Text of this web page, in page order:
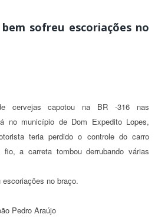
sofreu escoriações no
cervejas capotou na BR -316 nas
no município de Dom Expedito Lopes,
teria perdido o controle do carro
a carreta tombou derrubando várias
no braço.
Pedro Araújo